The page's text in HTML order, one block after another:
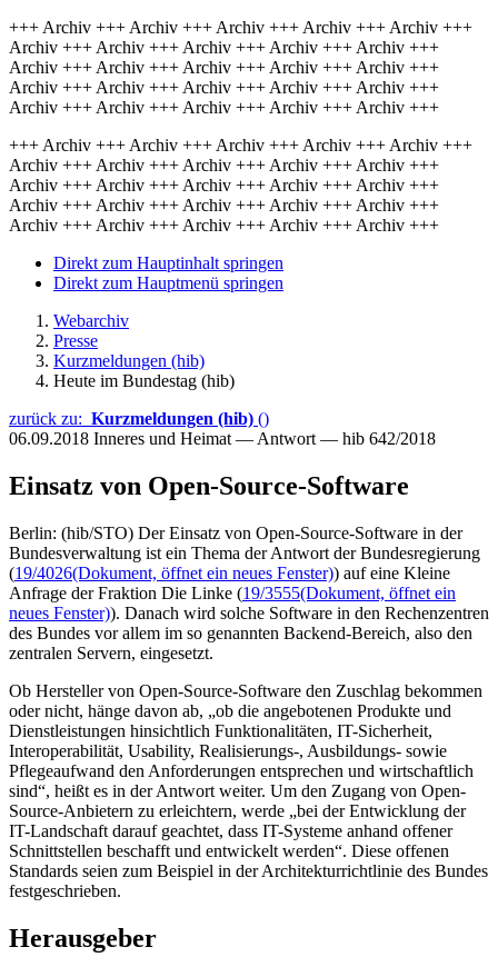
+++ Archiv +++ Archiv +++ Archiv +++ Archiv +++ Archiv +++
Archiv +++ Archiv +++ Archiv +++ Archiv +++ Archiv +++
Archiv +++ Archiv +++ Archiv +++ Archiv +++ Archiv +++
Archiv +++ Archiv +++ Archiv +++ Archiv +++ Archiv +++
Archiv +++ Archiv +++ Archiv +++ Archiv +++ Archiv +++
+++ Archiv +++ Archiv +++ Archiv +++ Archiv +++ Archiv +++
Archiv +++ Archiv +++ Archiv +++ Archiv +++ Archiv +++
Archiv +++ Archiv +++ Archiv +++ Archiv +++ Archiv +++
Archiv +++ Archiv +++ Archiv +++ Archiv +++ Archiv +++
Archiv +++ Archiv +++ Archiv +++ Archiv +++ Archiv +++
Direkt zum Hauptinhalt springen
Direkt zum Hauptmenü springen
Webarchiv
Presse
Kurzmeldungen (hib)
Heute im Bundestag (hib)
zurück zu: Kurzmeldungen (hib) ()
06.09.2018 Inneres und Heimat — Antwort — hib 642/2018
Einsatz von Open-Source-Software
Berlin: (hib/STO) Der Einsatz von Open-Source-Software in der
Bundesverwaltung ist ein Thema der Antwort der Bundesregierung
(19/4026(Dokument, öffnet ein neues Fenster)) auf eine Kleine
Anfrage der Fraktion Die Linke (19/3555(Dokument, öffnet ein
neues Fenster)). Danach wird solche Software in den Rechenzentren
des Bundes vor allem im so genannten Backend-Bereich, also den
zentralen Servern, eingesetzt.
Ob Hersteller von Open-Source-Software den Zuschlag bekommen
oder nicht, hänge davon ab, „ob die angebotenen Produkte und
Dienstleistungen hinsichtlich Funktionalitäten, IT-Sicherheit,
Interoperabilität, Usability, Realisierungs-, Ausbildungs- sowie
Pflegeaufwand den Anforderungen entsprechen und wirtschaftlich
sind“, heißt es in der Antwort weiter. Um den Zugang von Open-
Source-Anbietern zu erleichtern, werde „bei der Entwicklung der
IT-Landschaft darauf geachtet, dass IT-Systeme anhand offener
Schnittstellen beschafft und entwickelt werden“. Diese offenen
Standards seien zum Beispiel in der Architekturrichtlinie des Bundes
festgeschrieben.
Herausgeber